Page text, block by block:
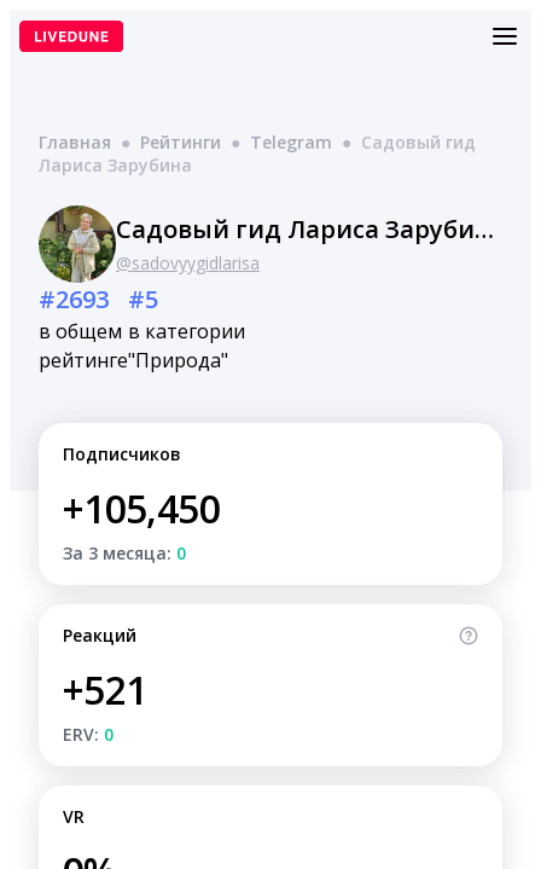
Перейти
Главная ● Рейтинги ● Telegram ● Садовый гид
Лариса Зарубина
Садовый гид Лариса Зарубина
@sadovyygidlarisa
#2693
в общем
рейтинге
#5
в категории
"Природа"
Подписчиков
+105,450
За 3 месяца: 0
Реакций
+521
ERV: 0
VR